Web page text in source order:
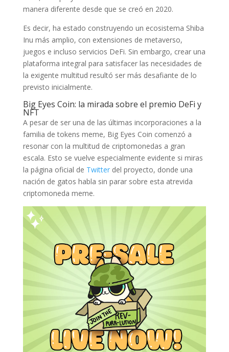
manera diferente desde que se creó en 2020.
Es decir, ha estado construyendo un ecosistema Shiba
Inu más amplio, con extensiones de metaverso,
juegos e incluso servicios DeFi. Sin embargo, crear una
plataforma integral para satisfacer las necesidades de
la exigente multitud resultó ser más desafiante de lo
previsto inicialmente.
Big Eyes Coin: la mirada sobre el premio DeFi y
NFT
A pesar de ser una de las últimas incorporaciones a la
familia de tokens meme, Big Eyes Coin comenzó a
resonar con la multitud de criptomonedas a gran
escala. Esto se vuelve especialmente evidente si miras
la página oficial de Twitterdel proyecto, donde una
nación de gatos habla sin parar sobre esta atrevida
criptomoneda meme.